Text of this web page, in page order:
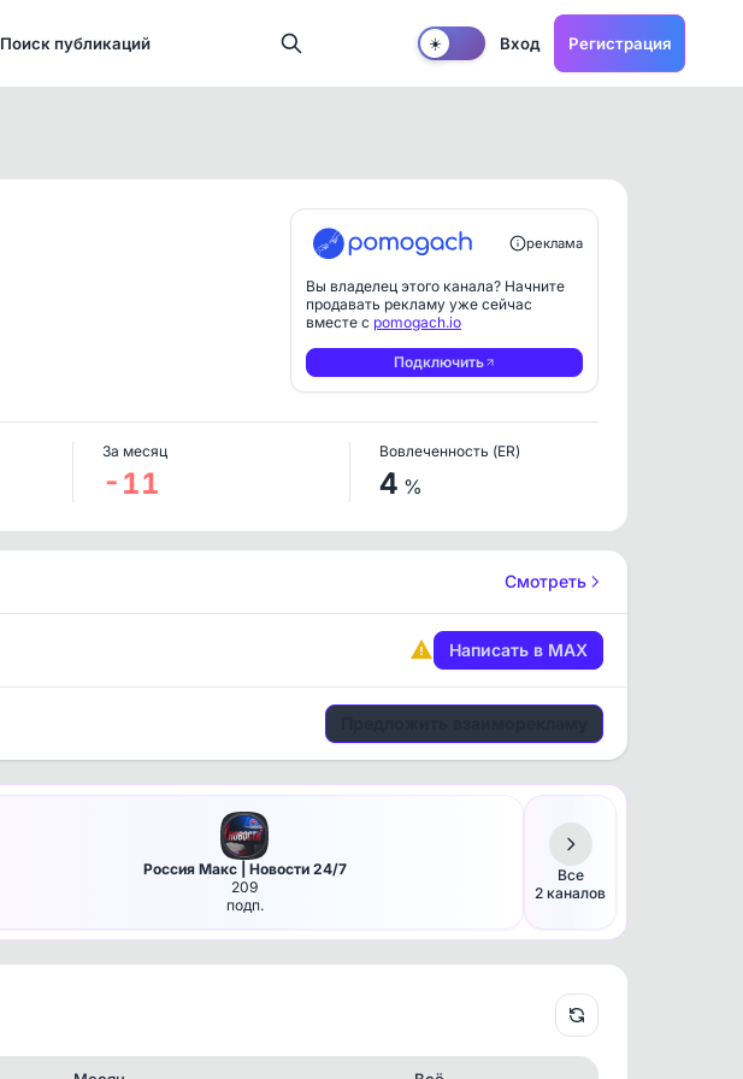
Поиск публикаций ☀️ Вход Регистрация
реклама
Вы владелец этого канала? Начните
продавать рекламу уже сейчас
вместе с pomogach.io
Подключить
За месяц
-11
Вовлеченность (ER)
4 %
Смотреть
Написать в MAX
Россия Макс | Новости 24/7
209
подп.
Все
2 каналов